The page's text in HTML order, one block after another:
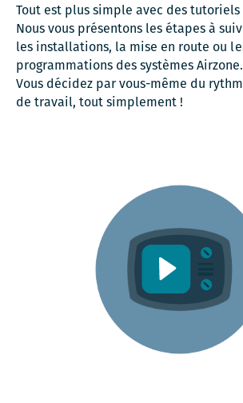
Tout est plus simple avec des
Nous vous présentons les étapes à
les installations, la mise en route ou
programmations des systèmes Airzone.
Vous décidez par vous-même du
de travail, tout simplement !